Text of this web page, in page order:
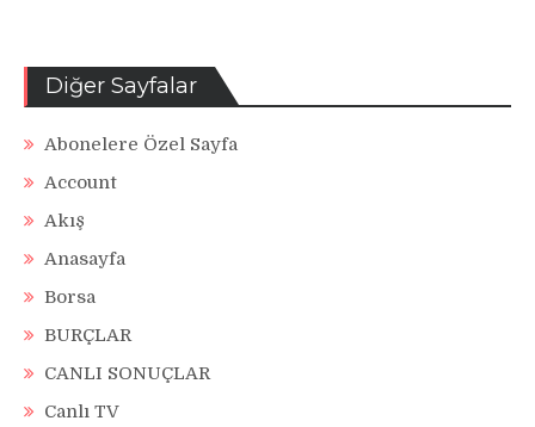
Diğer Sayfalar
Abonelere Özel Sayfa
Account
Akış
Anasayfa
Borsa
BURÇLAR
CANLI SONUÇLAR
Canlı TV